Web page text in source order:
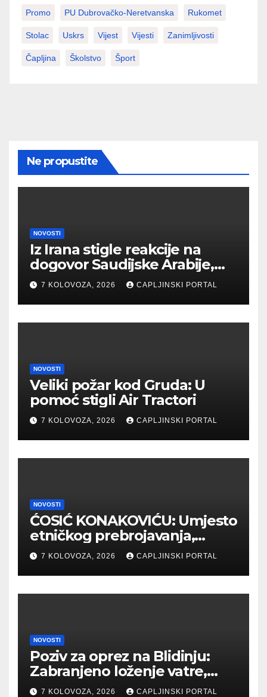
Promo PU Dubrovačko-Neretvanska Rukomet
Stolac Uskrs Vijest Vijesti Zanimljivosti
Čapljina Školstvo Šport
Ne propustite
NOVOSTI
Iz Irana stigle reakcije na
dogovor Saudijske Arabije,
Turske i Pakistana
7 KOLOVOZA, 2026 CAPLJINSKI PORTAL
NOVOSTI
Veliki požar kod Gruda: U
pomoć stigli Air Tractori
7 KOLOVOZA, 2026 CAPLJINSKI PORTAL
NOVOSTI
ĆOSIĆ KONAKOVIĆU: Umjesto
etničkog prebrojavanja,
osigurajte stvarnu
ravnopravnost Hrvata
7 KOLOVOZA, 2026 CAPLJINSKI PORTAL
NOVOSTI
Poziv za oprez na Blidinju:
Zabranjeno loženje vatre,
kazne su rigorozne
7 KOLOVOZA, 2026 CAPLJINSKI PORTAL